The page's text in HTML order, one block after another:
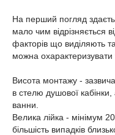
На перший погляд
мало чим відрізняється
факторів що виділяють
можна охарактеризувати
Висота монтажу -
в стелю душової
ванни.
Велика лійка - мінімум
більшість випадків